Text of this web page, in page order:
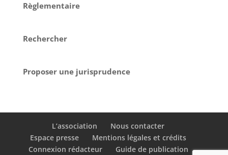
Règlementaire
Rechercher
Proposer une jurisprudence
L’association
Nous contacter
Espace presse
Mentions légales et crédits
Connexion rédacteur
Guide de publication